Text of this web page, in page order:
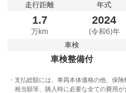
走行距離
1.7
万km
年式
2024
(令和6)年
車検
車検整備付
支払総額には、車両本体価格の他、保
相当額等、購入時に必要な全ての費用が